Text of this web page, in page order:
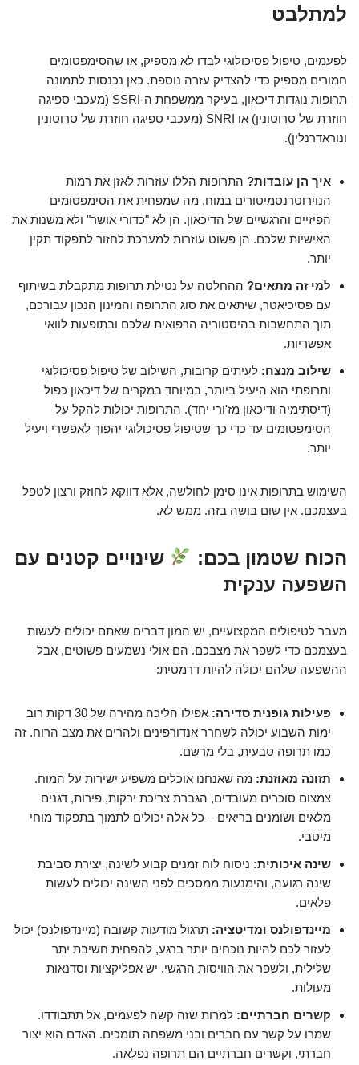
למתלבט
לפעמים, טיפול פסיכולוגי לבדו לא מספיק, או שהסימפטומים
חמורים מספיק כדי להצדיק עזרה נוספת. כאן נכנסות לתמונה
תרופות נוגדות דיכאון, בעיקר ממשפחת ה-SSRI (מעכבי ספיגה
חוזרת של סרוטונין) או SNRI (מעכבי ספיגה חוזרת של סרוטונין
ונוראדרנלין).
איך הן עובדות? התרופות הללו עוזרות לאזן את רמות
הנוירוטרנסמיטורים במוח, מה שמפחית את הסימפטומים
הפיזיים והרגשיים של הדיכאון. הן לא "כדורי אושר" ולא משנות את
האישיות שלכם. הן פשוט עוזרות למערכת לחזור לתפקוד תקין
יותר.
למי זה מתאים? ההחלטה על נטילת תרופות מתקבלת בשיתוף
עם פסיכיאטר, שיתאים את סוג התרופה והמינון הנכון עבורכם,
תוך התחשבות בהיסטוריה הרפואית שלכם ובתופעות לוואי
אפשריות.
שילוב מנצח: לעיתים קרובות, השילוב של טיפול פסיכולוגי
ותרופתי הוא היעיל ביותר, במיוחד במקרים של דיכאון כפול
(דיסתימיה ודיכאון מז'ורי יחד). התרופות יכולות להקל על
הסימפטומים עד כדי כך שטיפול פסיכולוגי יהפוך לאפשרי ויעיל
יותר.
השימוש בתרופות אינו סימן לחולשה, אלא דווקא לחוזק ורצון לטפל
בעצמכם. אין שום בושה בזה. ממש לא.
הכוח שטמון בכם:
שינויים קטנים עם
השפעה ענקית
מעבר לטיפולים המקצועיים, יש המון דברים שאתם יכולים לעשות
בעצמכם כדי לשפר את מצבכם. הם אולי נשמעים פשוטים, אבל
ההשפעה שלהם יכולה להיות דרמטית:
פעילות גופנית סדירה:
אפילו הליכה מהירה של 30 דקות רוב
ימות השבוע יכולה לשחרר אנדורפינים ולהרים את מצב הרוח. זה
כמו תרופה טבעית, בלי מרשם.
תזונה מאוזנת: מה שאנחנו אוכלים משפיע ישירות על המוח.
צמצום סוכרים מעובדים, הגברת צריכת ירקות, פירות, דגנים
מלאים ושומנים בריאים – כל אלה יכולים לתמוך בתפקוד מוחי
מיטבי.
שינה איכותית: ניסוח לוח זמנים קבוע לשינה, יצירת סביבת
שינה רגועה, והימנעות ממסכים לפני השינה יכולים לעשות
פלאים.
מיינדפולנס ומדיטציה: תרגול מודעות קשובה (מיינדפולנס) יכול
לעזור לכם להיות נוכחים יותר ברגע, להפחית חשיבת יתר
שלילית, ולשפר את הוויסות הרגשי. יש אפליקציות וסדנאות
מעולות.
קשרים חברתיים: למרות שזה קשה לפעמים, אל תתבודדו.
שמרו על קשר עם חברים ובני משפחה תומכים. האדם הוא יצור
חברתי, וקשרים חברתיים הם תרופה נפלאה.